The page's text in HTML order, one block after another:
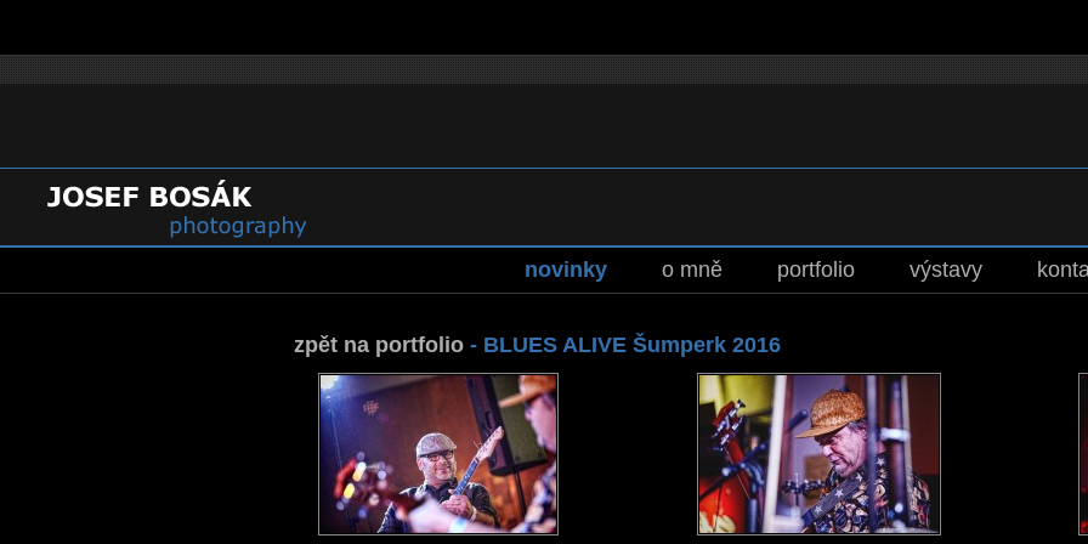
novinky o mně portfolio výstavy
zpět na portfolio - BLUES ALIVE Šumperk 2016